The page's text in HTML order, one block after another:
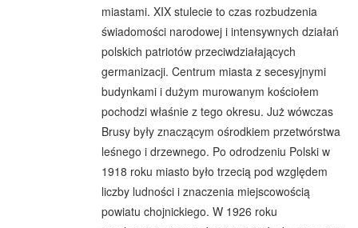
miastami. XIX stulecie to czas rozbudzenia
świadomości narodowej i intensywnych działań
polskich patriotów przeciwdziałających
germanizacji. Centrum miasta z secesyjnymi
budynkami i dużym murowanym kościołem
pochodzi właśnie z tego okresu. Już wówczas
Brusy były znaczącym ośrodkiem przetwórstwa
leśnego i drzewnego. Po odrodzeniu Polski w
1918 roku miasto było trzecią pod względem
liczby ludności i znaczenia miejscowością
powiatu chojnickiego. W 1926 roku